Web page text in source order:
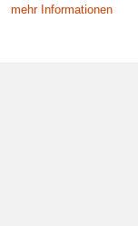
mehr Informationen